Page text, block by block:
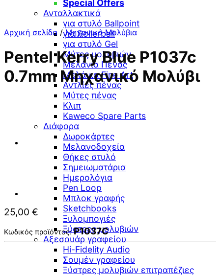
Special Offers
Ανταλλακτικά
για στυλό Ballpoint
για Rollerball
για στυλό Gel
Μύτες μολυβιών
Μελάνια Πένας
Μελάνια Fine Art
Αντλίες πένας
Μύτες πένας
Κλιπ
Kaweco Spare Parts
Διάφορα
Δωροκάρτες
Μελανοδοχεία
Θήκες στυλό
Σημειωματάρια
Ημερολόγια
Pen Loop
Μπλοκ γραφής
Sketchbooks
Ξυλομπογιές
Ξύστρες μολυβιών
Αξεσουάρ γραφείου
Hi-Fidelity Audio
Σουμέν γραφείου
Ξύστρες μολυβιών επιτραπέζιες
Αρχική σελίδα / Μηχανικά Μολύβια
Pentel Kerry Blue P1037c
0.7mm Μηχανικό Μολύβι
25,00 €
Κωδικός προϊόντος:P1037C